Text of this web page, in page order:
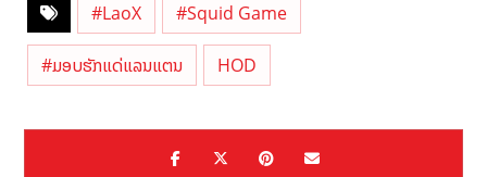
#LaoX #Squid Game
#ມອບຮັກແດ່ແລນແຕນ HOD